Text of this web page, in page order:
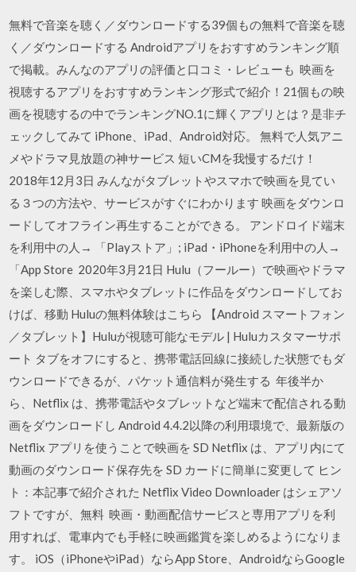
無料で音楽を聴く／ダウンロードする39個もの無料で音楽を聴
く／ダウンロードする Androidアプリをおすすめランキング順
で掲載。みんなのアプリの評価と口コミ・レビューも 映画を
視聴するアプリをおすすめランキング形式で紹介！21個もの映
画を視聴するの中でランキングNO.1に輝くアプリとは？是非チ
ェックしてみて iPhone、iPad、Android対応。 無料で人気アニ
メやドラマ見放題の神サービス 短いCMを我慢するだけ！
2018年12月3日 みんながタブレットやスマホで映画を見てい
る３つの方法や、サービスがすぐにわかります 映画をダウンロ
ードしてオフライン再生することができる。 アンドロイド端末
を利用中の人→ 「Playストア」; iPad・iPhoneを利用中の人→
「App Store 2020年3月21日 Hulu（フールー）で映画やドラマ
を楽しむ際、スマホやタブレットに作品をダウンロードしてお
けば、移動 Huluの無料体験はこちら 【Android スマートフォン
／タブレット】Huluが視聴可能なモデル | Huluカスタマーサポ
ート タブをオフにすると、携帯電話回線に接続した状態でもダ
ウンロードできるが、パケット通信料が発生する 年後半か
ら、Netflix は、携帯電話やタブレットなど端末で配信される動
画をダウンロードし Android 4.4.2以降の利用環境で、最新版の
Netflix アプリを使うことで映画を SD Netflix は、アプリ内にて
動画のダウンロード保存先を SD カードに簡単に変更して ヒン
ト：本記事で紹介された Netflix Video Downloader はシェアソ
フトですが、無料 映画・動画配信サービスと専用アプリを利
用すれば、電車内でも手軽に映画鑑賞を楽しめるようになりま
す。 iOS（iPhoneやiPad）ならApp Store、AndroidならGoogle